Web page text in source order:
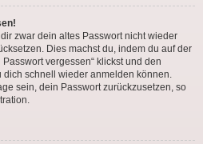
zwar dein altes Passwort nicht wieder
Dies machst du, indem du auf der
vergessen“ klickst und den
dich schnell wieder anmelden können.
sein, dein Passwort zurückzusetzen, so